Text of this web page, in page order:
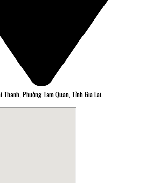
Phường Tam Quan, Tỉnh Gia Lai.